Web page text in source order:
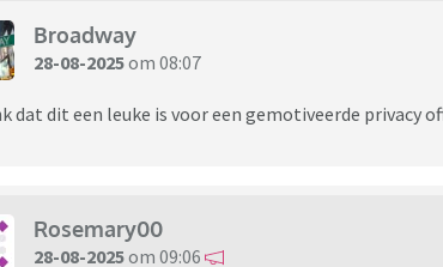
Broadway
28-08-2025om 08:07
dat dit een leuke is voor een gemotiveerde privacy
Rosemary00
28-08-2025om 09:06